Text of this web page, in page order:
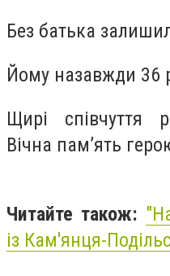
Без батька
Йому назавжди 36
Щирі співчуття
Вічна пам’ять
Читайте також:
із Кам'янця-